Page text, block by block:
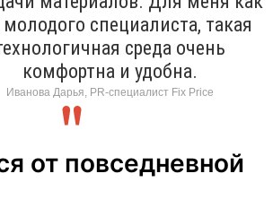
специалиста, такая
среда очень
комфортна и удобна.
Иванова Дарья, PR-специалист Fix Price
от повседневной